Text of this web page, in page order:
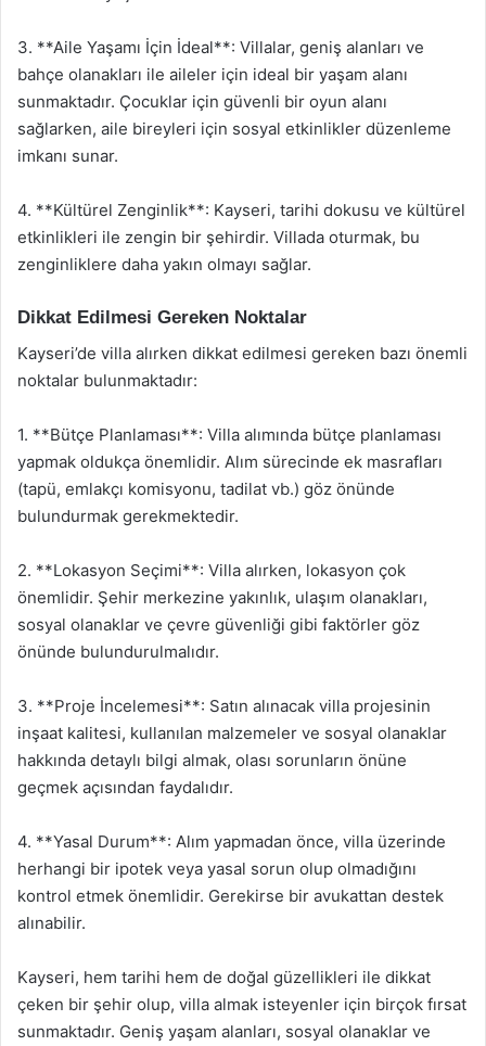
3. **Aile Yaşamı İçin İdeal**: Villalar, geniş alanları ve
bahçe olanakları ile aileler için ideal bir yaşam alanı
sunmaktadır. Çocuklar için güvenli bir oyun alanı
sağlarken, aile bireyleri için sosyal etkinlikler düzenleme
imkanı sunar.
4. **Kültürel Zenginlik**: Kayseri, tarihi dokusu ve kültürel
etkinlikleri ile zengin bir şehirdir. Villada oturmak, bu
zenginliklere daha yakın olmayı sağlar.
Dikkat Edilmesi Gereken Noktalar
Kayseri’de villa alırken dikkat edilmesi gereken bazı önemli
noktalar bulunmaktadır:
1. **Bütçe Planlaması**: Villa alımında bütçe planlaması
yapmak oldukça önemlidir. Alım sürecinde ek masrafları
(tapü, emlakçı komisyonu, tadilat vb.) göz önünde
bulundurmak gerekmektedir.
2. **Lokasyon Seçimi**: Villa alırken, lokasyon çok
önemlidir. Şehir merkezine yakınlık, ulaşım olanakları,
sosyal olanaklar ve çevre güvenliği gibi faktörler göz
önünde bulundurulmalıdır.
3. **Proje İncelemesi**: Satın alınacak villa projesinin
inşaat kalitesi, kullanılan malzemeler ve sosyal olanaklar
hakkında detaylı bilgi almak, olası sorunların önüne
geçmek açısından faydalıdır.
4. **Yasal Durum**: Alım yapmadan önce, villa üzerinde
herhangi bir ipotek veya yasal sorun olup olmadığını
kontrol etmek önemlidir. Gerekirse bir avukattan destek
alınabilir.
Kayseri, hem tarihi hem de doğal güzellikleri ile dikkat
çeken bir şehir olup, villa almak isteyenler için birçok fırsat
sunmaktadır. Geniş yaşam alanları, sosyal olanaklar ve